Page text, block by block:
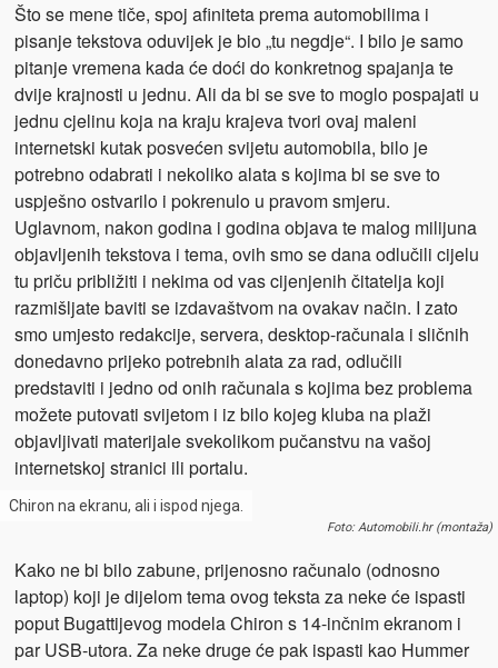
Što se mene tiče, spoj afiniteta prema automobilima i
pisanje tekstova oduvijek je bio „tu negdje“. I bilo je samo
pitanje vremena kada će doći do konkretnog spajanja te
dvije krajnosti u jednu. Ali da bi se sve to moglo pospajati u
jednu cjelinu koja na kraju krajeva tvori ovaj maleni
internetski kutak posvećen svijetu automobila, bilo je
potrebno odabrati i nekoliko alata s kojima bi se sve to
uspješno ostvarilo i pokrenulo u pravom smjeru.
Uglavnom, nakon godina i godina objava te malog milijuna
objavljenih tekstova i tema, ovih smo se dana odlučili cijelu
tu priču približiti i nekima od vas cijenjenih čitatelja koji
razmišljate baviti se izdavaštvom na ovakav način. I zato
smo umjesto redakcije, servera, desktop-računala i sličnih
donedavno prijeko potrebnih alata za rad, odlučili
predstaviti i jedno od onih računala s kojima bez problema
možete putovati svijetom i iz bilo kojeg kluba na plaži
objavljivati materijale svekolikom pučanstvu na vašoj
internetskoj stranici ili portalu.
Chiron na ekranu, ali i ispod njega.
Foto: Automobili.hr (montaža)
Kako ne bi bilo zabune, prijenosno računalo (odnosno
laptop) koji je dijelom tema ovog teksta za neke će ispasti
poput Bugattijevog modela Chiron s 14-inčnim ekranom i
par USB-utora. Za neke druge će pak ispasti kao Hummer